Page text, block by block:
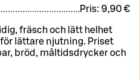
Pris: 9,90 €
fräsch och lätt helhet
lättare njutning. Priset
bröd, måltidsdrycker och